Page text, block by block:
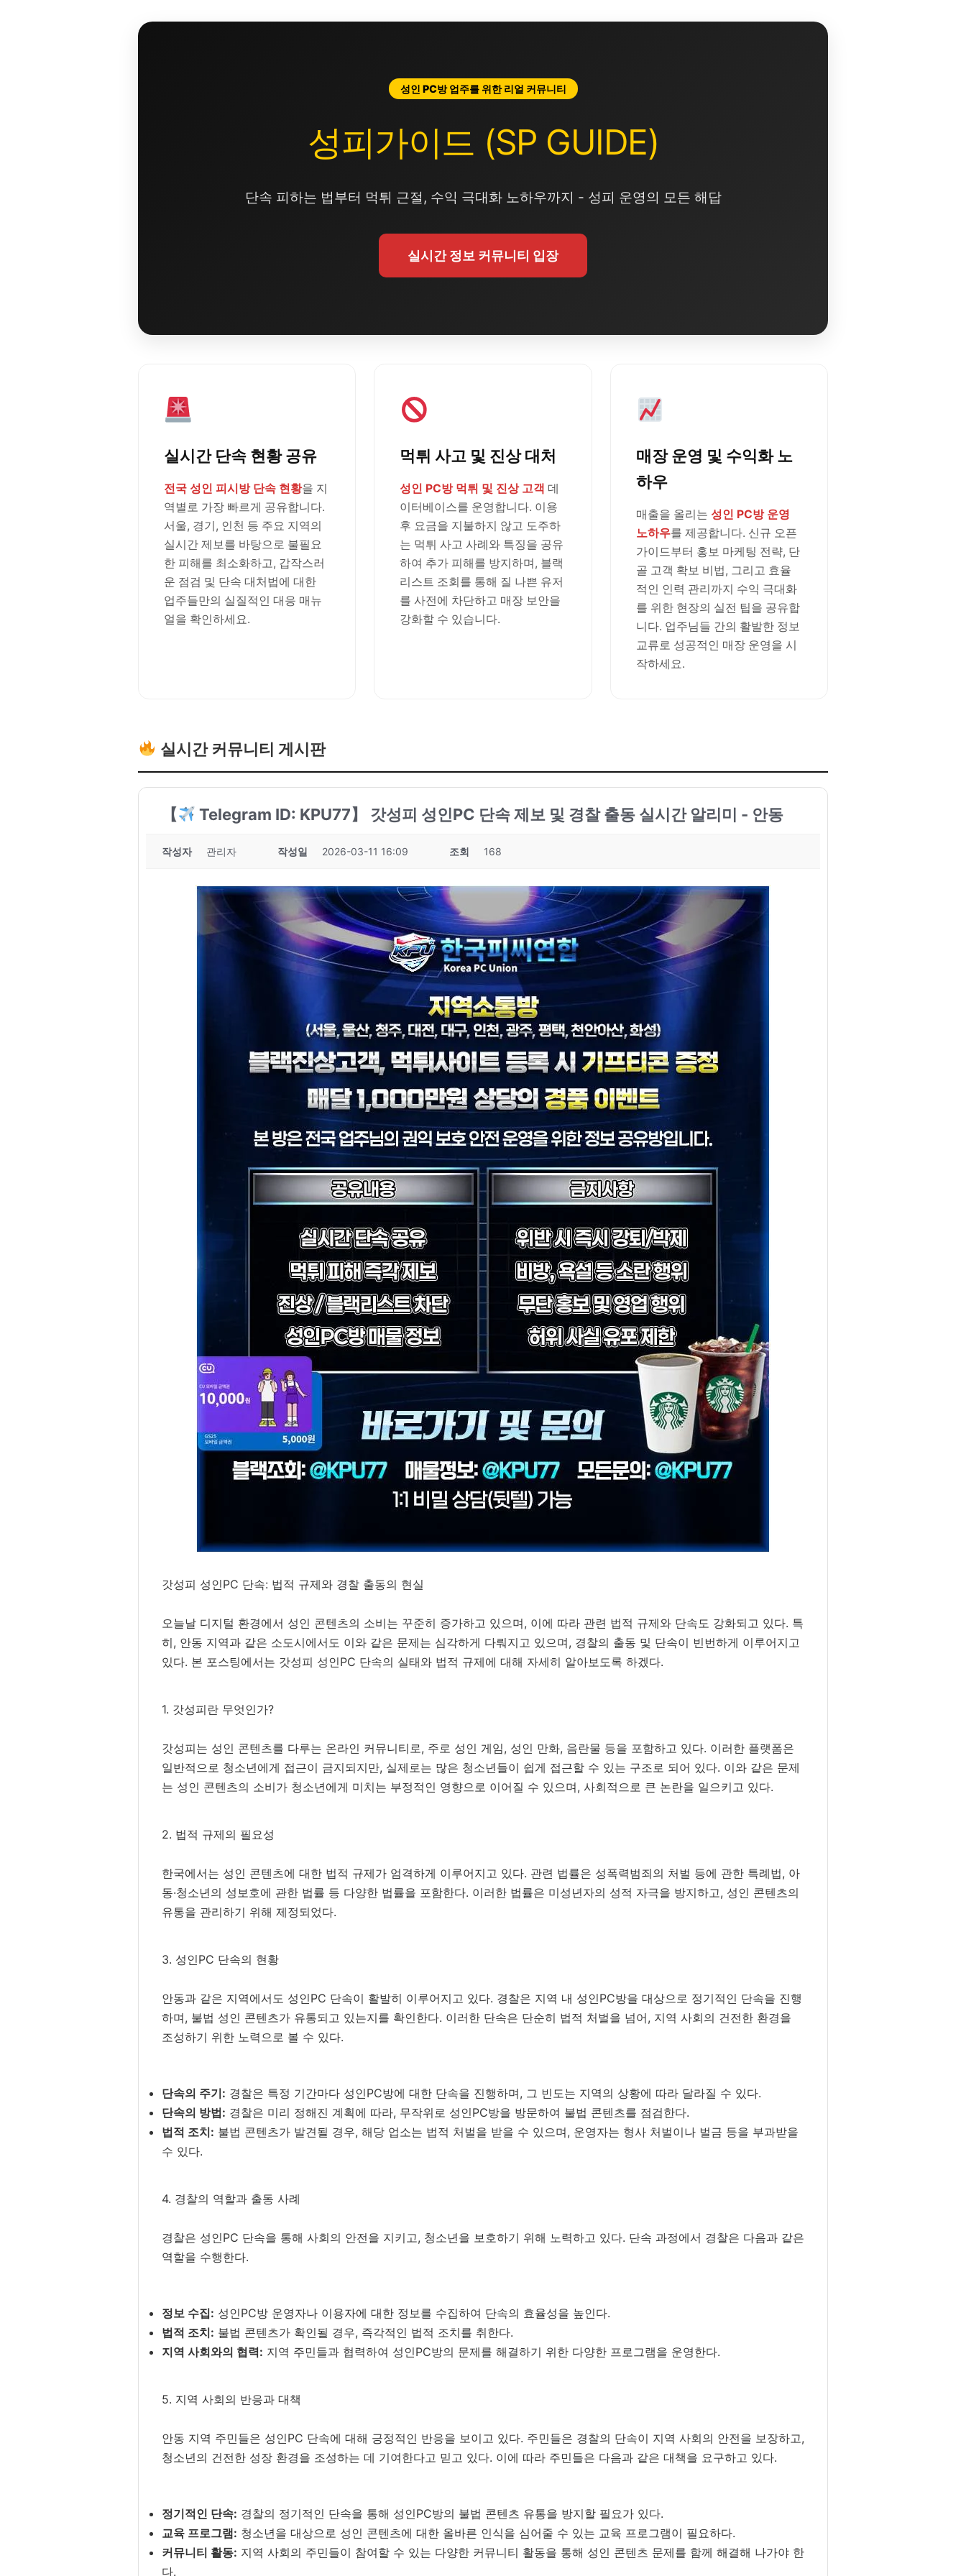
성인 PC방 업주를 위한 리얼 커뮤니티
성피가이드 (SP GUIDE)
단속 피하는 법부터 먹튀 근절, 수익 극대화 노하우까지 - 성피 운영의 모든 해답
실시간 정보 커뮤니티 입장
실시간 단속 현황 공유
전국 성인 피시방 단속 현황을 지
역별로 가장 빠르게 공유합니다.
서울, 경기, 인천 등 주요 지역의
실시간 제보를 바탕으로 불필요
한 피해를 최소화하고, 갑작스러
운 점검 및 단속 대처법에 대한
업주들만의 실질적인 대응 매뉴
얼을 확인하세요.
먹튀 사고 및 진상 대처
성인 PC방 먹튀 및 진상 고객 데
이터베이스를 운영합니다. 이용
후 요금을 지불하지 않고 도주하
는 먹튀 사고 사례와 특징을 공유
하여 추가 피해를 방지하며, 블랙
리스트 조회를 통해 질 나쁜 유저
를 사전에 차단하고 매장 보안을
강화할 수 있습니다.
매장 운영 및 수익화 노
하우
매출을 올리는 성인 PC방 운영
노하우를 제공합니다. 신규 오픈
가이드부터 홍보 마케팅 전략, 단
골 고객 확보 비법, 그리고 효율
적인 인력 관리까지 수익 극대화
를 위한 현장의 실전 팁을 공유합
니다. 업주님들 간의 활발한 정보
교류로 성공적인 매장 운영을 시
작하세요.
실시간 커뮤니티 게시판
【 Telegram ID: KPU77】 갓성피 성인PC 단속 제보 및 경찰 출동 실시간 알리미 - 안동
작성자 관리자 작성일 2026-03-11 16:09 조회 168
갓성피 성인PC 단속: 법적 규제와 경찰 출동의 현실
오늘날 디지털 환경에서 성인 콘텐츠의 소비는 꾸준히 증가하고 있으며, 이에 따라 관련 법적 규제와 단속도 강화되고 있다. 특
히, 안동 지역과 같은 소도시에서도 이와 같은 문제는 심각하게 다뤄지고 있으며, 경찰의 출동 및 단속이 빈번하게 이루어지고
있다. 본 포스팅에서는 갓성피 성인PC 단속의 실태와 법적 규제에 대해 자세히 알아보도록 하겠다.
1. 갓성피란 무엇인가?
갓성피는 성인 콘텐츠를 다루는 온라인 커뮤니티로, 주로 성인 게임, 성인 만화, 음란물 등을 포함하고 있다. 이러한 플랫폼은
일반적으로 청소년에게 접근이 금지되지만, 실제로는 많은 청소년들이 쉽게 접근할 수 있는 구조로 되어 있다. 이와 같은 문제
는 성인 콘텐츠의 소비가 청소년에게 미치는 부정적인 영향으로 이어질 수 있으며, 사회적으로 큰 논란을 일으키고 있다.
2. 법적 규제의 필요성
한국에서는 성인 콘텐츠에 대한 법적 규제가 엄격하게 이루어지고 있다. 관련 법률은 성폭력범죄의 처벌 등에 관한 특례법, 아
동·청소년의 성보호에 관한 법률 등 다양한 법률을 포함한다. 이러한 법률은 미성년자의 성적 자극을 방지하고, 성인 콘텐츠의
유통을 관리하기 위해 제정되었다.
3. 성인PC 단속의 현황
안동과 같은 지역에서도 성인PC 단속이 활발히 이루어지고 있다. 경찰은 지역 내 성인PC방을 대상으로 정기적인 단속을 진행
하며, 불법 성인 콘텐츠가 유통되고 있는지를 확인한다. 이러한 단속은 단순히 법적 처벌을 넘어, 지역 사회의 건전한 환경을
조성하기 위한 노력으로 볼 수 있다.
단속의 주기: 경찰은 특정 기간마다 성인PC방에 대한 단속을 진행하며, 그 빈도는 지역의 상황에 따라 달라질 수 있다.
단속의 방법: 경찰은 미리 정해진 계획에 따라, 무작위로 성인PC방을 방문하여 불법 콘텐츠를 점검한다.
법적 조치: 불법 콘텐츠가 발견될 경우, 해당 업소는 법적 처벌을 받을 수 있으며, 운영자는 형사 처벌이나 벌금 등을 부과받을
수 있다.
4. 경찰의 역할과 출동 사례
경찰은 성인PC 단속을 통해 사회의 안전을 지키고, 청소년을 보호하기 위해 노력하고 있다. 단속 과정에서 경찰은 다음과 같은
역할을 수행한다.
정보 수집: 성인PC방 운영자나 이용자에 대한 정보를 수집하여 단속의 효율성을 높인다.
법적 조치: 불법 콘텐츠가 확인될 경우, 즉각적인 법적 조치를 취한다.
지역 사회와의 협력: 지역 주민들과 협력하여 성인PC방의 문제를 해결하기 위한 다양한 프로그램을 운영한다.
5. 지역 사회의 반응과 대책
안동 지역 주민들은 성인PC 단속에 대해 긍정적인 반응을 보이고 있다. 주민들은 경찰의 단속이 지역 사회의 안전을 보장하고,
청소년의 건전한 성장 환경을 조성하는 데 기여한다고 믿고 있다. 이에 따라 주민들은 다음과 같은 대책을 요구하고 있다.
정기적인 단속: 경찰의 정기적인 단속을 통해 성인PC방의 불법 콘텐츠 유통을 방지할 필요가 있다.
교육 프로그램: 청소년을 대상으로 성인 콘텐츠에 대한 올바른 인식을 심어줄 수 있는 교육 프로그램이 필요하다.
커뮤니티 활동: 지역 사회의 주민들이 참여할 수 있는 다양한 커뮤니티 활동을 통해 성인 콘텐츠 문제를 함께 해결해 나가야 한
다.